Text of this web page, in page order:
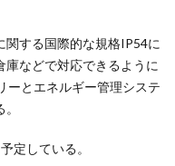
する国際的な規格IP54に
などで対応できるように
ーとエネルギー管理システ
定している。